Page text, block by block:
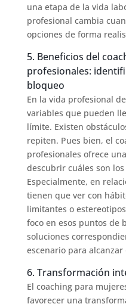
una etapa de la vida
profesional cambia
opciones de forma
5. Beneficios del
profesionales:
bloqueo
En la vida profesional
variables que pueden
límite. Existen
repiten. Pues bien, el
profesionales ofrece
descubrir cuáles son
Especialmente, en
tienen que ver con
limitantes o
foco en esos puntos de
soluciones
escenario para
6. Transformación
El coaching para
favorecer una